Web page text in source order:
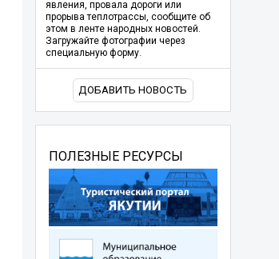
явления, провала дороги или
прорыва теплотрассы, сообщите об
этом в ленте народных новостей.
Загружайте фотографии через
специальную форму.
ДОБАВИТЬ НОВОСТЬ
ПОЛЕЗНЫЕ РЕСУРСЫ